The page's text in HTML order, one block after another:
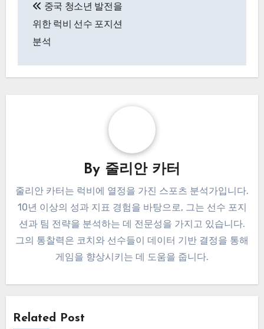
navigation
중국 청소년 발전을
위한 럭비 선수 포지션
분석
By 줄리안 카터
줄리안 카터는 럭비에 열정을 가진 스포츠 분석가입니다.
10년 이상의 성과 지표 경험을 바탕으로, 그는 선수 포지
션과 팀 전략을 분석하는 데 전문성을 가지고 있습니다.
그의 통찰력은 코치와 선수들이 데이터 기반 결정을 통해
게임을 향상시키는 데 도움을 줍니다.
Related Post